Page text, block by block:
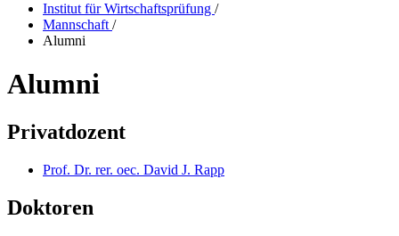
Institut für Wirtschaftsprüfung /
Mannschaft /
Alumni
Alumni
Privatdozent
Prof. Dr. rer. oec. David J. Rapp
Doktoren